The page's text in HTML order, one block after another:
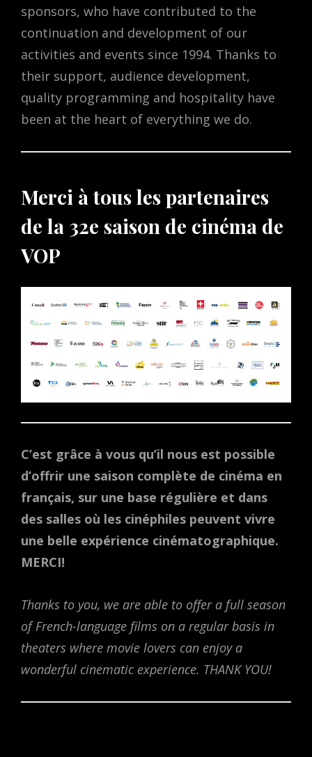
sponsors, who have contributed to the
continuation and development of our
activities and events since 1994. Thanks to
their support, audience development,
quality programming and hospitality have
been at the heart of everything we do.
Merci à tous les partenaires
de la 32e saison de cinéma de
VOP
C’est grâce à vous qu’il nous est possible
d’offrir une saison complète de cinéma en
français, sur une base régulière et dans
des salles où les cinéphiles peuvent vivre
une belle expérience cinématographique.
MERCI!
Thanks to you, we are able to offer a full season
of French-language films on a regular basis in
theaters where movie lovers can enjoy a
wonderful cinematic experience. THANK YOU!